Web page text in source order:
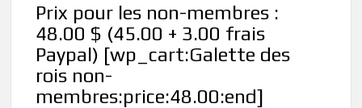
Prix pour les non-membres :
48.00 $ (45.00 + 3.00 frais
Paypal) [wp_cart:Galette des
rois non-
membres:price:48.00:end]